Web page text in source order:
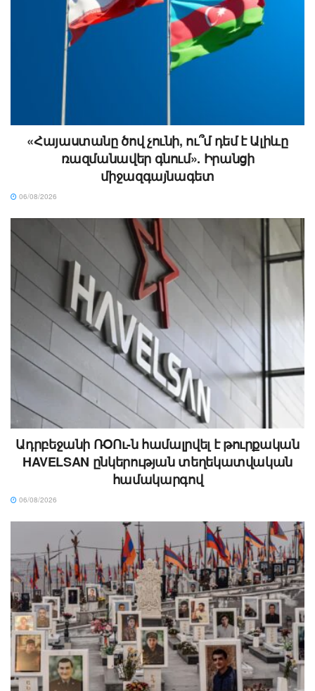
«Հայաստանը ծով չունի, ու՞մ դեմ է Ալիևը
ռազմանավեր գնում». Իրանցի
միջազգայնագետ
06/08/2026
Ադրբեջանի ՌՕՈւ-ն համալրվել է թուրքական
HAVELSAN ընկերության տեղեկատվական
համակարգով
06/08/2026